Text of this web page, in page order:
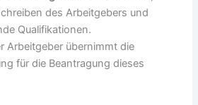
des Arbeitgebers und
Qualifikationen.
Arbeitgeber übernimmt die
für die Beantragung dieses